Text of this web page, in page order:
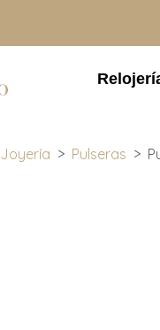
Joyería Pulseras